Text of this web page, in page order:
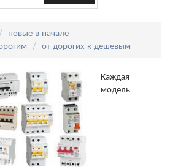
новые в начале
от дорогих к дешевым
Каждая
модель